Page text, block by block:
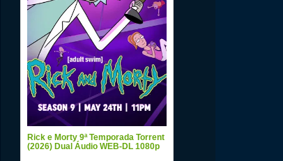
Rick e Morty 9ª Temporada Torrent
(2026) Dual Áudio WEB-DL 1080p